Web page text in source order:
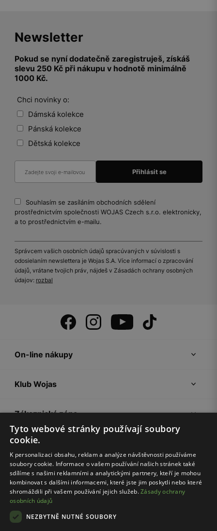
Newsletter
Pokud se nyní dodatečně zaregistruješ, získáš
slevu 250 Kč při nákupu v hodnotě minimálně
1000 Kč.
Chci novinky o:
Dámská kolekce
Pánská kolekce
Dětská kolekce
Souhlasím se zasíláním obchodních sdělení
prostřednictvím společnosti WOJAS Czech s.r.o. elektronicky,
a to prostřednictvím e-mailu.
Správcem vašich osobních údajů spracúvaných v súvislosti s
odosielaním newslettera je Wojas S.A. Více informací o zpracování
údajů, vrátane tvojich práv, nájdeš v Zásadách ochrany osobných
údajov: rozbal
On-line nákupy
Klub Wojas
Zákaznická zóna
Společnost Wojas
Rady
Tyto webové stránky používají soubory
cookie.
K personalizaci obsahu, reklam a analýze návštěvnosti používáme
soubory cookie. Informace o vašem používání našich stránek také
sdílíme s našimi reklamními a analytickými partnery, kteří je mohou
kombinovat s dalšími informacemi, které jste jim poskytli nebo které
shromáždili při vašem používání jejich služeb.Zásady ochrany
osobních údajů
NEZBYTNĚ NUTNÉ SOUBORY